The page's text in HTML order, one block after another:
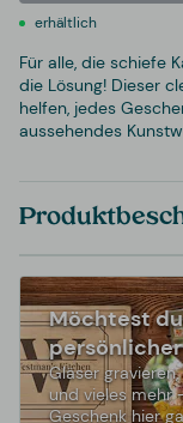
erhältlich
Für alle, die schiefe
die Lösung! Dieser
helfen, jedes
aussehendes
Möchtest
Gläser
und vieles mehr
Geschenk hier